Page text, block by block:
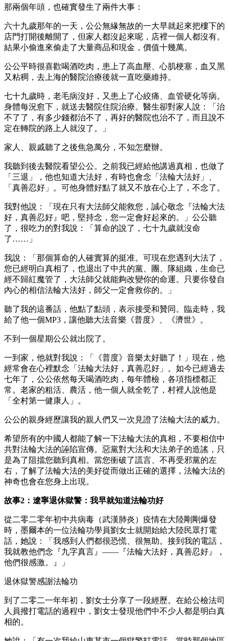
那兩個年頭，也確實發生了兩件大事：
六十九歲那年的一天，公公無緣無故的一大早就起來把樓下的
店門打開後離開了，但家人都沒起來呢，店裡一個人都沒有。
結果小偷進來偷走了大量商品和現金，價值十幾萬。
公公平時很喜歡喝酒吃肉，患上了高血壓、心肌梗塞，血又黑
又粘稠，去上海的醫院治療後就一直吃藥維持。
七十九歲時，老毛病沒好，又患上了心絞痛、血管硬化等病。
身體每況愈下，就送去醫院住院治療。醫生卻對家人說：「治
不了了，有多少錢都治不了，再好的醫院也治不了，而且說不
定在轉院的路上人就沒了。」
家人、親戚聽了之後焦急萬分，不知怎麼辦。
我聽到後去醫院看望公公。之前我已經給他講過真相，也做了
「三退」，他也知道大法好，有時也會念「法輪大法好」、
「真善忍好」。可他身體好點了就又不放在心上了，不念了。
我對他說：「現在只有大法師父能救您，誠心敬念『法輪大法
好，真善忍好』吧，堅持念，您一定會好起來的。」公公聽
了，很吃力的對我說：「算命的說了，七十九歲就沒命
了……」
我說：「那個算命的人確實算的挺准。可現在您遇到大法了，
您已經明白真相了，也退出了中共的黨、團、隊組織，生命已
經不歸紅魔管了，大法師父就能夠改變你的命運。只要你發自
內心的相信法輪大法好，師父一定會救你的。」
聽了我的這番話，他點了點頭，表示接受和贊同。臨走時，我
給了他一個MP3，讓他聽大法音樂《普度》、《濟世》。
不到一個星期公公就出院了。
一到家，他就對我說：「《普度》音樂太好聽了！」現在，他
經常會在心裡默念「法輪大法好，真善忍好」。如今已經過去
七年了，公公依然每天喝酒吃肉，每年體檢，各項指標都正
常。老家的粗活、農活，他一個人就全乾了，村裡人說他是
「全村第一健康人」。
公公的親身經歷讓我的親人們又一次見證了法輪大法的威力。
希望所有的中國人都能了解一下法輪大法的真相，不要相信中
共對法輪大法的誣陷宣傳。惡黨對大法和大法弟子的造謠，只
是為了阻擋您聽到真相。當您衝破了謊言、不再受邪黨的左
右，了解了法輪大法的美好從而做出正確的選擇，法輪大法的
神奇也會在您身上出現。
故事2：遼寧退休獄警：我早就知道法輪功好
從二零二零年初中共病毒（武漢肺炎）疫情在大陸剛剛爆發
時，墨爾本的一位法輪功學員劉女士就開始給大陸民眾打電
話，她說：「我感到人們都很恐慌、很無助。接到我的電話，
我就教他們念『九字真言』——『法輪大法好，真善忍好』，
他們很感激。』」
退休獄警感謝法輪功
到了二零二一年年初，劉女士分享了一段經歷。在給公檢法司
人員撥打電話的過程中，劉女士發現他們中不少人都是明白真
相的。